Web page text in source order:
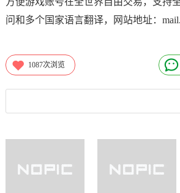
问和多个国家语言翻译，网站地址：
1087次浏览